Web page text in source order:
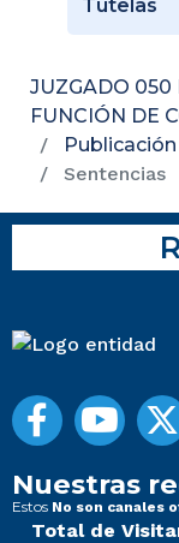
Tutelas
JUZGADO 050
FUNCIÓN DE
Sentencias
Nuestras
Estos No son canales
Total de